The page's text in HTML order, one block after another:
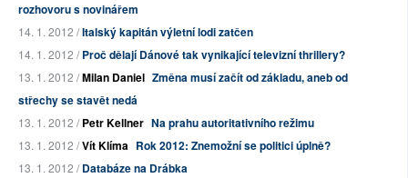
rozhovoru s novinářem
14. 1. 2012 /Italský kapitán výletní lodi zatčen
14. 1. 2012 /Proč dělají Dánové tak vynikající televizní thrillery?
13. 1. 2012 /Milan Daniel Změna musí začít od základu, aneb od
střechy se stavět nedá
13. 1. 2012 /Petr Kellner Na prahu autoritativního režimu
13. 1. 2012 /Vít Klíma Rok 2012: Znemožní se politici úplně?
13. 1. 2012 /Databáze na Drábka